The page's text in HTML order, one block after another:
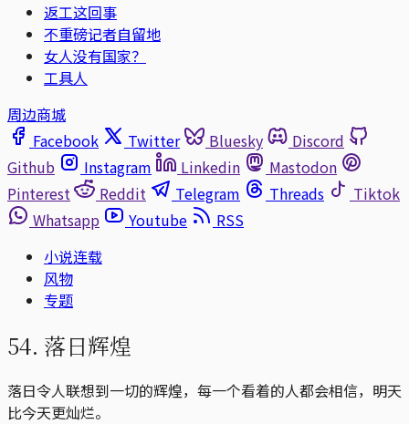
返工这回事
不重磅记者自留地
女人没有国家？
工具人
周边商城
Facebook
Twitter Bluesky
Discord
Github
Instagram Linkedin
Mastodon
Pinterest
Reddit Telegram Threads
Tiktok
Whatsapp
Youtube
RSS
小说连载
风物
专题
54. 落日辉煌
落日令人联想到一切的辉煌，每一个看着的人都会相信，明天
比今天更灿烂。